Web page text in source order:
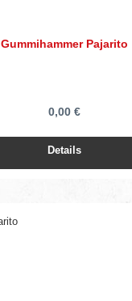
Gummihammer Pajarito
0,00 €
Details